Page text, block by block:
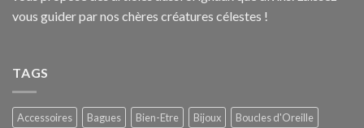
vous guider par nos chères créatures célestes !
TAGS
Accessoires Bagues Bien-Etre Bijoux
Boucles d'Oreille